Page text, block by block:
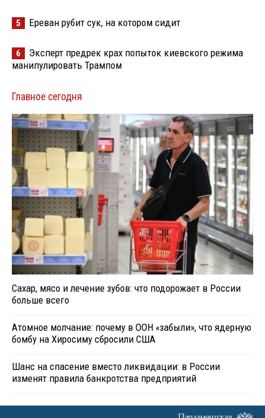
5 Ереван рубит сук, на котором сидит
6
Эксперт предрек крах попыток киевского режима
манипулировать Трампом
Главное сегодня
Сахар, мясо и лечение зубов: что подорожает в России
больше всего
Атомное молчание: почему в ООН «забыли», что ядерную
бомбу на Хиросиму сбросили США
Шанс на спасение вместо ликвидации: в России
изменят правила банкротства предприятий